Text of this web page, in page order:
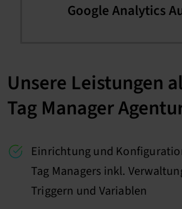
Google Analytics
Unsere Leistungen
Tag Manager
Einrichtung und
Tag Managers inkl.
Triggern und Variablen